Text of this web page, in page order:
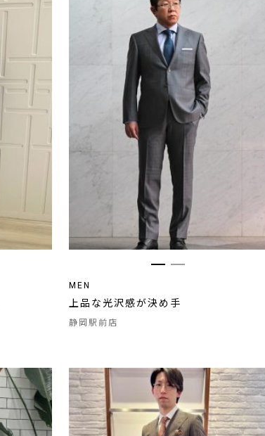
MEN
上品な光沢感が決め手
静岡駅前店